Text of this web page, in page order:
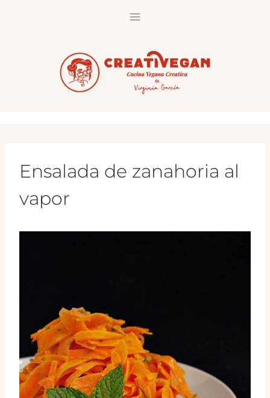
Ensalada de zanahoria al
vapor